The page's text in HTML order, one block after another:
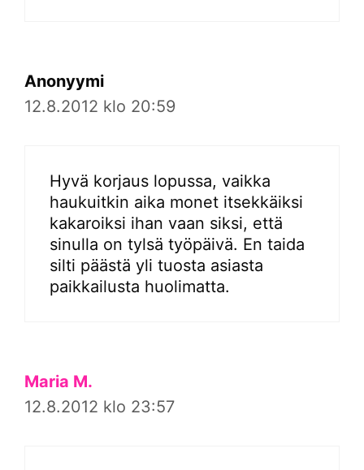
Anonyymi
12.8.2012 klo 20:59
Hyvä korjaus lopussa, vaikka
haukuitkin aika monet itsekkäiksi
kakaroiksi ihan vaan siksi, että
sinulla on tylsä työpäivä. En taida
silti päästä yli tuosta asiasta
paikkailusta huolimatta.
Maria M.
12.8.2012 klo 23:57